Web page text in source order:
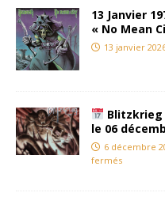
13 Janvier
« No Mean
13 janvier
Blitzkrieg
le 06
6 décembre
fermés